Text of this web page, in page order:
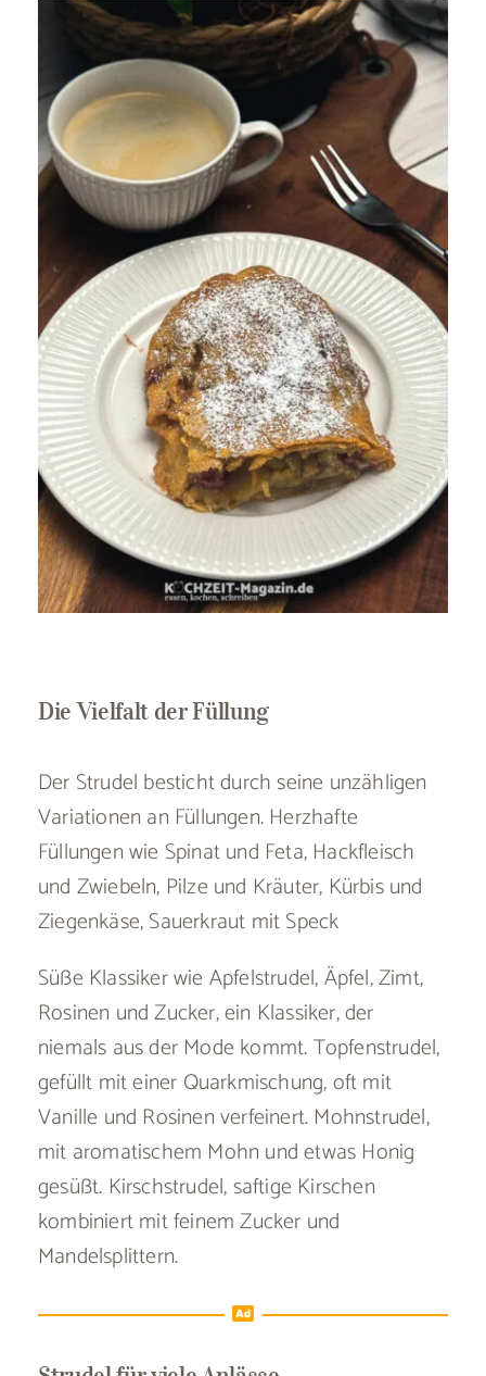
Die Vielfalt der Füllung
Der Strudel besticht durch seine unzähligen
Variationen an Füllungen. Herzhafte
Füllungen wie Spinat und Feta, Hackfleisch
und Zwiebeln, Pilze und Kräuter, Kürbis und
Ziegenkäse, Sauerkraut mit Speck
Süße Klassiker wie Apfelstrudel, Äpfel, Zimt,
Rosinen und Zucker, ein Klassiker, der
niemals aus der Mode kommt. Topfenstrudel,
gefüllt mit einer Quarkmischung, oft mit
Vanille und Rosinen verfeinert. Mohnstrudel,
mit aromatischem Mohn und etwas Honig
gesüßt. Kirschstrudel, saftige Kirschen
kombiniert mit feinem Zucker und
Mandelsplittern.